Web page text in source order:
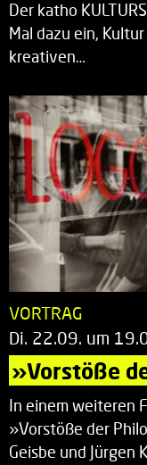
Der katho
Mal dazu ein,
kreativen…
VORTRAG
Di. 22.09. um
»Vorstöße
In einem weiteren
»Vorstöße der
Geisbe und Jürgen